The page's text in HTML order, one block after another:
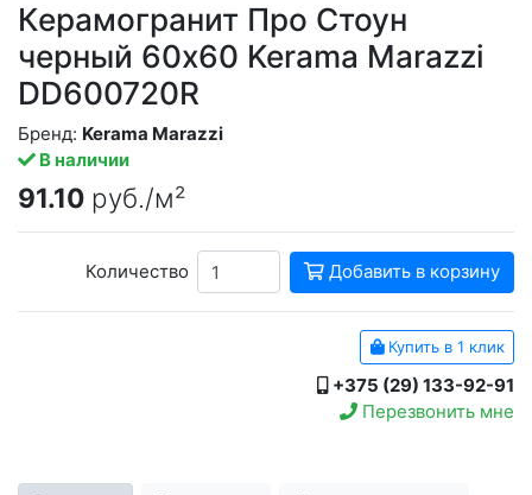
Керамогранит Про Стоун
черный 60x60 Kerama Marazzi
DD600720R
В наличии
Бренд: Kerama Marazzi
91.10 руб./м²
Количество Добавить в корзину
Купить в 1 клик
+375 (29) 133-92-91
Перезвонить мне